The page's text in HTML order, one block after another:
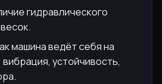
гидравлического
машина ведёт себя на
устойчивость,